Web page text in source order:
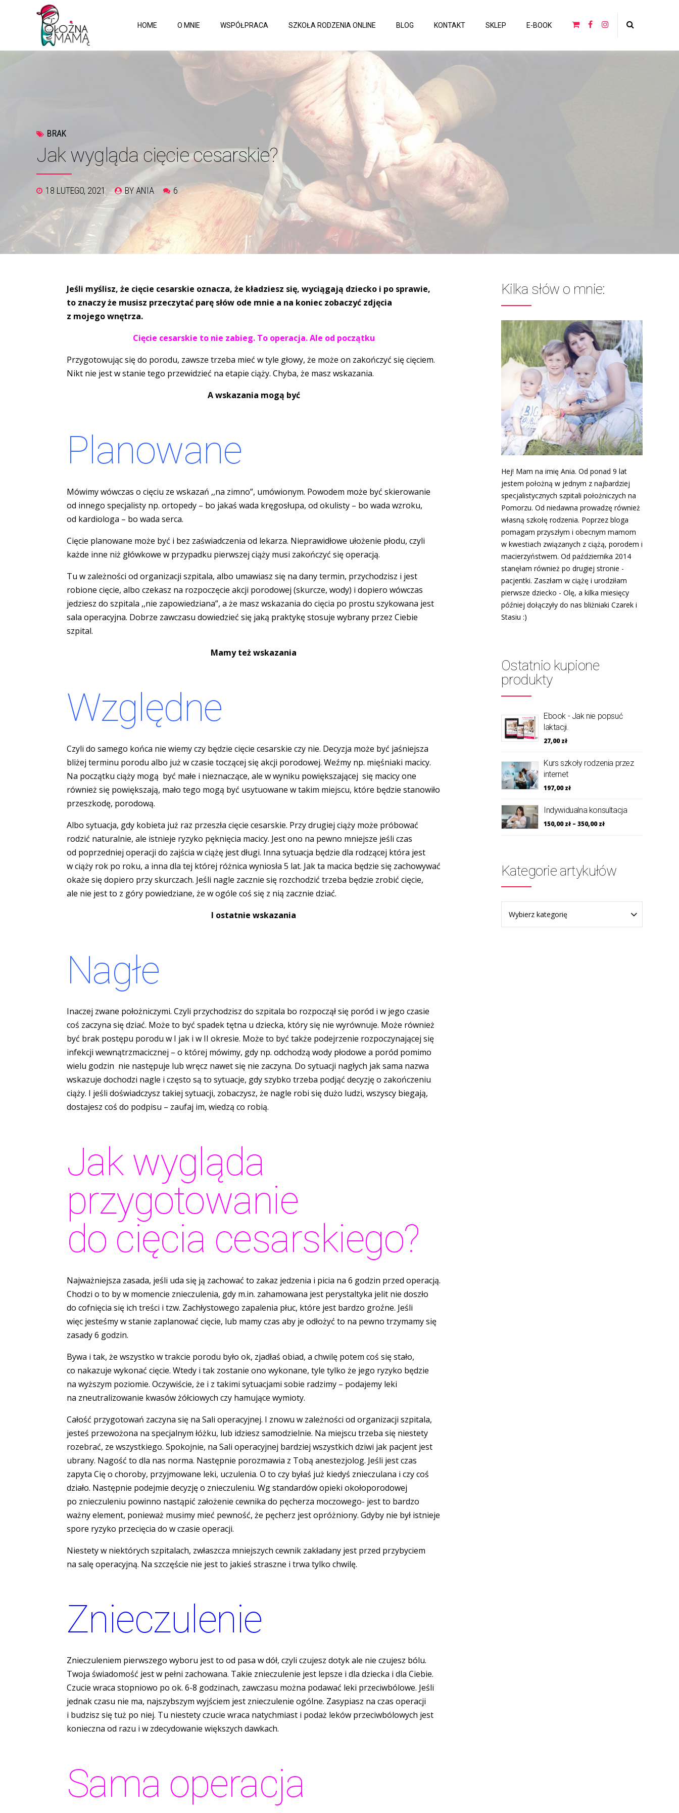
HOME O MNIE WSPÓŁPRACA SZKOŁA RODZENIA ONLINE BLOG KONTAKT SKLEP E-BOOK
BRAK
Jak wygląda cięcie cesarskie?
18 LUTEGO, 2021 BY ANIA 6
Jeśli myślisz, że cięcie cesarskie oznacza, że kładziesz się, wyciągają dziecko i po sprawie,
to znaczy że musisz przeczytać parę słów ode mnie a na koniec zobaczyć zdjęcia
z mojego wnętrza.
Cięcie cesarskie to nie zabieg. To operacja. Ale od początku
Przygotowując się do porodu, zawsze trzeba mieć w tyle głowy, że może on zakończyć się cięciem.
Nikt nie jest w stanie tego przewidzieć na etapie ciąży. Chyba, że masz wskazania.
A wskazania mogą być
Planowane
Mówimy wówczas o cięciu ze wskazań ,,na zimno”, umówionym. Powodem może być skierowanie
od innego specjalisty np. ortopedy – bo jakaś wada kręgosłupa, od okulisty – bo wada wzroku,
od kardiologa – bo wada serca.
Cięcie planowane może być i bez zaświadczenia od lekarza. Nieprawidłowe ułożenie płodu, czyli
każde inne niż główkowe w przypadku pierwszej ciąży musi zakończyć się operacją.
Tu w zależności od organizacji szpitala, albo umawiasz się na dany termin, przychodzisz i jest
robione cięcie, albo czekasz na rozpoczęcie akcji porodowej (skurcze, wody) i dopiero wówczas
jedziesz do szpitala ,,nie zapowiedziana”, a że masz wskazania do cięcia po prostu szykowana jest
sala operacyjna. Dobrze zawczasu dowiedzieć się jaką praktykę stosuje wybrany przez Ciebie
szpital.
Mamy też wskazania
Względne
Czyli do samego końca nie wiemy czy będzie cięcie cesarskie czy nie. Decyzja może być jaśniejsza
bliżej terminu porodu albo już w czasie toczącej się akcji porodowej. Weźmy np. mięśniaki macicy.
Na początku ciąży mogą być małe i nieznaczące, ale w wyniku powiększającej się macicy one
również się powiększają, mało tego mogą być usytuowane w takim miejscu, które będzie stanowiło
przeszkodę, porodową.
Albo sytuacja, gdy kobieta już raz przeszła cięcie cesarskie. Przy drugiej ciąży może próbować
rodzić naturalnie, ale istnieje ryzyko pęknięcia macicy. Jest ono na pewno mniejsze jeśli czas
od poprzedniej operacji do zajścia w ciążę jest długi. Inna sytuacja będzie dla rodzącej która jest
w ciąży rok po roku, a inna dla tej której różnica wyniosła 5 lat. Jak ta macica będzie się zachowywać
okaże się dopiero przy skurczach. Jeśli nagle zacznie się rozchodzić trzeba będzie zrobić cięcie,
ale nie jest to z góry powiedziane, że w ogóle coś się z nią zacznie dziać.
I ostatnie wskazania
Nagłe
Inaczej zwane położniczymi. Czyli przychodzisz do szpitala bo rozpoczął się poród i w jego czasie
coś zaczyna się dziać. Może to być spadek tętna u dziecka, który się nie wyrównuje. Może również
być brak postępu porodu w I jak i w II okresie. Może to być także podejrzenie rozpoczynającej się
infekcji wewnątrzmacicznej – o której mówimy, gdy np. odchodzą wody płodowe a poród pomimo
wielu godzin nie następuje lub wręcz nawet się nie zaczyna. Do sytuacji nagłych jak sama nazwa
wskazuje dochodzi nagle i często są to sytuacje, gdy szybko trzeba podjąć decyzję o zakończeniu
ciąży. I jeśli doświadczysz takiej sytuacji, zobaczysz, że nagle robi się dużo ludzi, wszyscy biegają,
dostajesz coś do podpisu – zaufaj im, wiedzą co robią.
Jak wygląda
przygotowanie
do cięcia cesarskiego?
Najważniejsza zasada, jeśli uda się ją zachować to zakaz jedzenia i picia na 6 godzin przed operacją.
Chodzi o to by w momencie znieczulenia, gdy m.in. zahamowana jest perystaltyka jelit nie doszło
do cofnięcia się ich treści i tzw. Zachłystowego zapalenia płuc, które jest bardzo groźne. Jeśli
więc jesteśmy w stanie zaplanować cięcie, lub mamy czas aby je odłożyć to na pewno trzymamy się
zasady 6 godzin.
Bywa i tak, że wszystko w trakcie porodu było ok, zjadłaś obiad, a chwilę potem coś się stało,
co nakazuje wykonać cięcie. Wtedy i tak zostanie ono wykonane, tyle tylko że jego ryzyko będzie
na wyższym poziomie. Oczywiście, że i z takimi sytuacjami sobie radzimy – podajemy leki
na zneutralizowanie kwasów żółciowych czy hamujące wymioty.
Całość przygotowań zaczyna się na Sali operacyjnej. I znowu w zależności od organizacji szpitala,
jesteś przewożona na specjalnym łóżku, lub idziesz samodzielnie. Na miejscu trzeba się niestety
rozebrać, ze wszystkiego. Spokojnie, na Sali operacyjnej bardziej wszystkich dziwi jak pacjent jest
ubrany. Nagość to dla nas norma. Następnie porozmawia z Tobą anestezjolog. Jeśli jest czas
zapyta Cię o choroby, przyjmowane leki, uczulenia. O to czy byłaś już kiedyś znieczulana i czy coś
działo. Następnie podejmie decyzję o znieczuleniu. Wg standardów opieki okołoporodowej
po znieczuleniu powinno nastąpić założenie cewnika do pęcherza moczowego- jest to bardzo
ważny element, ponieważ musimy mieć pewność, że pęcherz jest opróżniony. Gdyby nie był istnieje
spore ryzyko przecięcia do w czasie operacji.
Niestety w niektórych szpitalach, zwłaszcza mniejszych cewnik zakładany jest przed przybyciem
na salę operacyjną. Na szczęście nie jest to jakieś straszne i trwa tylko chwilę.
Znieczulenie
Znieczuleniem pierwszego wyboru jest to od pasa w dół, czyli czujesz dotyk ale nie czujesz bólu.
Twoja świadomość jest w pełni zachowana. Takie znieczulenie jest lepsze i dla dziecka i dla Ciebie.
Czucie wraca stopniowo po ok. 6-8 godzinach, zawczasu można podawać leki przeciwbólowe. Jeśli
jednak czasu nie ma, najszybszym wyjściem jest znieczulenie ogólne. Zasypiasz na czas operacji
i budzisz się tuż po niej. Tu niestety czucie wraca natychmiast i podaż leków przeciwbólowych jest
konieczna od razu i w zdecydowanie większych dawkach.
Sama operacja
Kilka słów o mnie:
Hej! Mam na imię Ania. Od ponad 9 lat
jestem położną w jednym z najbardziej
specjalistycznych szpitali położniczych na
Pomorzu. Od niedawna prowadzę również
własną szkołę rodzenia. Poprzez bloga
pomagam przyszłym i obecnym mamom
w kwestiach związanych z ciążą, porodem i
macierzyństwem. Od października 2014
stanęłam również po drugiej stronie -
pacjentki. Zaszłam w ciążę i urodziłam
pierwsze dziecko - Olę, a kilka miesięcy
później dołączyły do nas bliżniaki Czarek i
Stasiu :)
Ostatnio kupione
produkty
Ebook - Jak nie popsuć
laktacji.
27,00zł
Kurs szkoły rodzenia przez
internet
197,00zł
Indywidualna konsultacja
150,00zł – 350,00zł
Kategorie artykułów
Wybierz kategorię